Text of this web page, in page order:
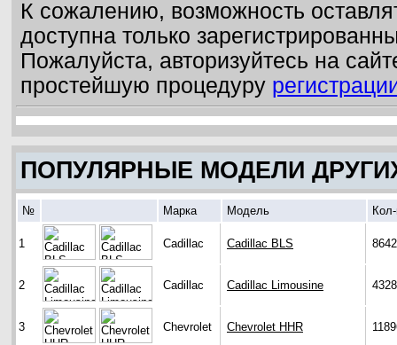
К сожалению, возможность
доступна только
Пожалуйста, авторизуйтесь на
простейшую процедуру
ПОПУЛЯРНЫЕ МОДЕЛИ
№ Марка Модель
1 Cadillac Cadillac BLS
2 Cadillac Cadillac Limousine
3 Chevrolet Chevrolet HHR